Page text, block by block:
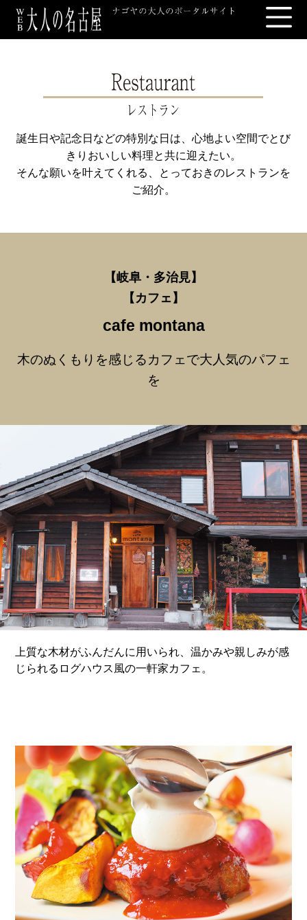
誕生日や記念日などの特別な日は、心地よい空間でとび
きりおいしい料理と共に迎えたい。
そんな願いを叶えてくれる、とっておきのレストランを
ご紹介。
【岐阜・多治見】
【カフェ】
cafe montana
木のぬくもりを感じるカフェで大人気のパフェ
を
上質な木材がふんだんに用いられ、温かみや親しみが感
じられるログハウス風の一軒家カフェ。